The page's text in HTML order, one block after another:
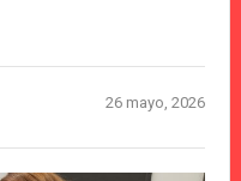
26 mayo, 2026